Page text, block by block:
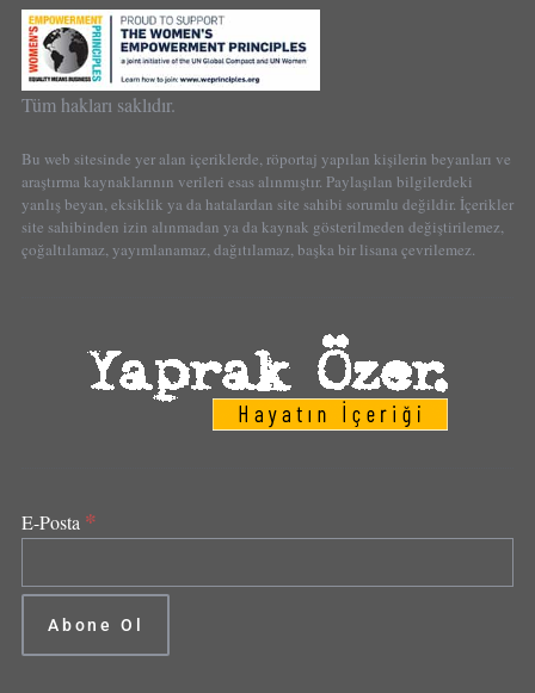
Tüm hakları saklıdır.
Bu web sitesinde yer alan içeriklerde, röportaj yapılan kişilerin beyanları ve
araştırma kaynaklarının verileri esas alınmıştır. Paylaşılan bilgilerdeki
yanlış beyan, eksiklik ya da hatalardan site sahibi sorumlu değildir. İçerikler
site sahibinden izin alınmadan ya da kaynak gösterilmeden değiştirilemez,
çoğaltılamaz, yayımlanamaz, dağıtılamaz, başka bir lisana çevrilemez.
E-Posta *